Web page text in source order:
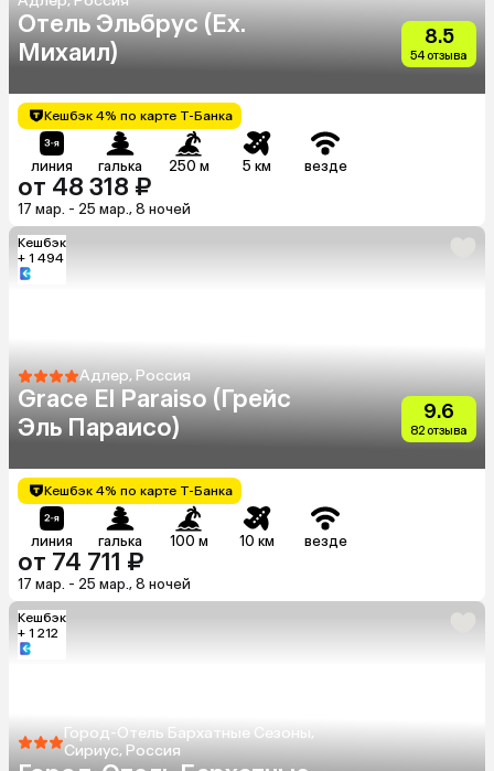
Отель Эльбрус (Ex.
Михаил)
8.5
54 отзыва
Кешбэк 4% по карте Т-Банка
линия галька 250 м 5 км везде
от 48 318 ₽
17 мар. - 25 мар., 8 ночей
Кешбэк
+ 1 494
Адлер, Россия
Grace El Paraiso (Грейс
Эль Параисо)
9.6
82 отзыва
Кешбэк 4% по карте Т-Банка
линия галька 100 м 10 км везде
от 74 711 ₽
17 мар. - 25 мар., 8 ночей
Кешбэк
+ 1 212
Город-Отель Бархатные Сезоны,
Сириус, Россия